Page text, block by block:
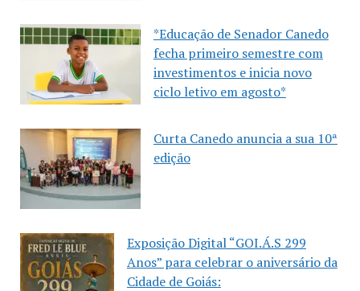
*Educação de Senador Canedo
fecha primeiro semestre com
investimentos e inicia novo
ciclo letivo em agosto*
Curta Canedo anuncia a sua 10ª
edição
Exposição Digital “GOI.Á.S 299
Anos” para celebrar o aniversário da
Cidade de Goiás: